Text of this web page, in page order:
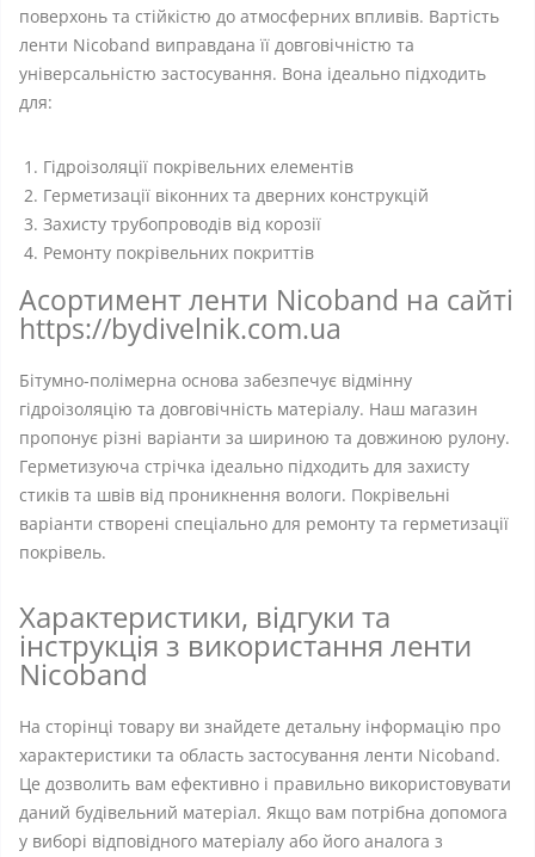
поверхонь та стійкістю до атмосферних впливів. Вартість
ленти Nicoband виправдана її довговічністю та
універсальністю застосування. Вона ідеально підходить
для:
Гідроізоляції покрівельних елементів
Герметизації віконних та дверних конструкцій
Захисту трубопроводів від корозії
Ремонту покрівельних покриттів
Асортимент ленти Nicoband на сайті
https://bydivelnik.com.ua
Бітумно-полімерна основа забезпечує відмінну
гідроізоляцію та довговічність матеріалу. Наш магазин
пропонує різні варіанти за шириною та довжиною рулону.
Герметизуюча стрічка ідеально підходить для захисту
стиків та швів від проникнення вологи. Покрівельні
варіанти створені спеціально для ремонту та герметизації
покрівель.
Характеристики, відгуки та
інструкція з використання ленти
Nicoband
На сторінці товару ви знайдете детальну інформацію про
характеристики та область застосування ленти Nicoband.
Це дозволить вам ефективно і правильно використовувати
даний будівельний матеріал. Якщо вам потрібна допомога
у виборі відповідного матеріалу або його аналога з